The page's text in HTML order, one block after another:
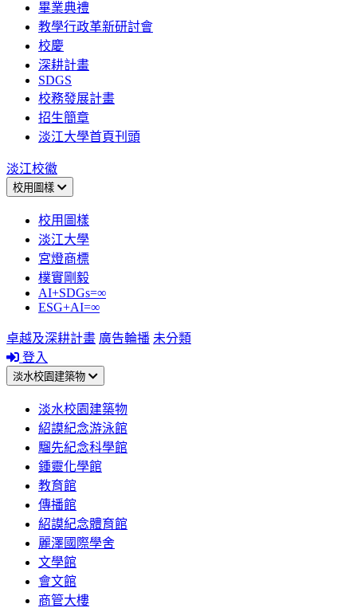
畢業典禮
教學行政革新研討會
校慶
深耕計畫
SDGS
校務發展計畫
招生簡章
淡江大學首頁刊頭
淡江校徽
校用圖樣
校用圖樣
淡江大學
宮燈商標
樸實剛毅
AI+SDGs=∞
ESG+AI=∞
卓越及深耕計畫 廣告輪播 未分類
登入
淡水校園建築物
淡水校園建築物
紹謨紀念游泳館
騮先紀念科學館
鍾靈化學館
教育館
傳播館
紹謨紀念體育館
麗澤國際學舍
文學館
會文館
商管大樓